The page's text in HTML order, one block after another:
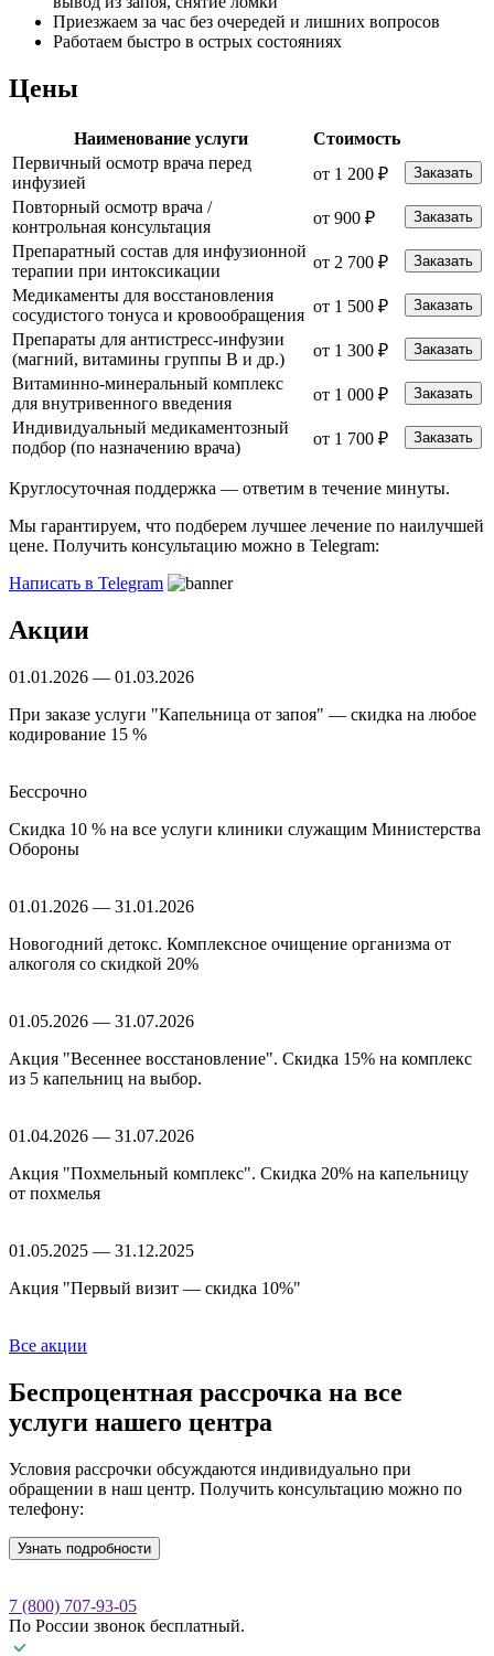
Приезжаем за час без очередей и лишних вопросов
Работаем быстро в острых состояниях
Цены
Наименование услуги
Стоимость
Первичный осмотр врача перед
инфузией
от 1 200 ₽ Заказать
Повторный осмотр врача /
контрольная консультация
от 900 ₽ Заказать
Препаратный состав для инфузионной
терапии при интоксикации
от 2 700 ₽ Заказать
Медикаменты для восстановления
сосудистого тонуса и кровообращения от 1 500 ₽ Заказать
Препараты для антистресс-инфузии
(магний, витамины группы B и др.)
от 1 300 ₽ Заказать
Витаминно-минеральный комплекс
для внутривенного введения
от 1 000 ₽ Заказать
Индивидуальный медикаментозный
подбор (по назначению врача)
от 1 700 ₽ Заказать
Круглосуточная поддержка — ответим в течение минуты.
Мы гарантируем, что подберем лучшее лечение по наилучшей
цене. Получить консультацию можно в Telegram:
Написать в Telegram
Акции
01.01.2026 — 01.03.2026
При заказе услуги "Капельница от запоя" — скидка на любое
кодирование 15 %
Бессрочно
Скидка 10 % на все услуги клиники служащим Министерства
Обороны
01.01.2026 — 31.01.2026
Новогодний детокс. Комплексное очищение организма от
алкоголя со скидкой 20%
01.05.2026 — 31.07.2026
Акция "Весеннее восстановление". Скидка 15% на комплекс
из 5 капельниц на выбор.
01.04.2026 — 31.07.2026
Акция "Похмельный комплекс". Скидка 20% на капельницу
от похмелья
01.05.2025 — 31.12.2025
Акция "Первый визит — скидка 10%"
Все акции
Беспроцентная рассрочка на все
услуги нашего центра
Условия рассрочки обсуждаются индивидуально при
обращении в наш центр. Получить консультацию можно по
телефону:
Узнать подробности
7 (800) 707-93-05
По России звонок бесплатный.